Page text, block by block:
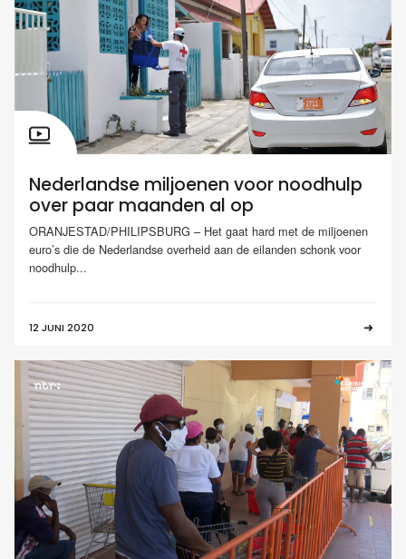
Nederlandse miljoenen voor noodhulp
over paar maanden al op
ORANJESTAD/PHILIPSBURG – Het gaat hard met de miljoenen
euro’s die de Nederlandse overheid aan de eilanden schonk voor
noodhulp...
12 JUNI 2020